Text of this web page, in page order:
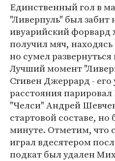
Единственный гол в
"Ливерпуль" был забит
ивуарийский форвард
получил мяч,
но сумел
Лучший момент
Стивен Джеррард - его
расстояния
"Челси" Андрей
стартовой составе,
минуте. Отметим, что
играл вдесятером
подкат был удален